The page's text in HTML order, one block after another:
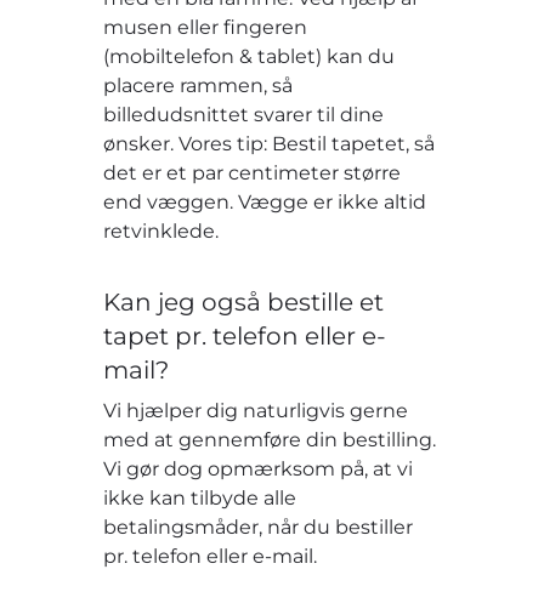
musen eller fingeren
(mobiltelefon & tablet) kan du
placere rammen, så
billedudsnittet svarer til dine
ønsker. Vores tip: Bestil tapetet, så
det er et par centimeter større
end væggen. Vægge er ikke altid
retvinklede.
Kan jeg også bestille et
tapet pr. telefon eller e-
mail?
Vi hjælper dig naturligvis gerne
med at gennemføre din bestilling.
Vi gør dog opmærksom på, at vi
ikke kan tilbyde alle
betalingsmåder, når du bestiller
pr. telefon eller e-mail.